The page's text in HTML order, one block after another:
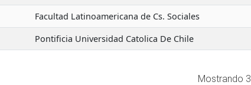
Facultad Latinoamericana de Cs. Sociales
Pontificia Universidad Catolica De Chile
Mostrando 3